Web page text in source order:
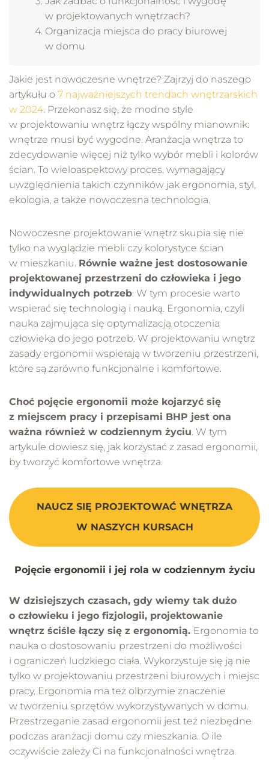
w projektowanych wnętrzach?
Organizacja miejsca do pracy biurowej
w domu
Jakie jest nowoczesne wnętrze? Zajrzyj do naszego
artykułu o 7 najważniejszych trendach wnętrzarskich
w 2024. Przekonasz się, że modne style
w projektowaniu wnętrz łączy wspólny mianownik:
wnętrze musi być wygodne. Aranżacja wnętrza to
zdecydowanie więcej niż tylko wybór mebli i kolorów
ścian. To wieloaspektowy proces, wymagający
uwzględnienia takich czynników jak ergonomia, styl,
ekologia, a także nowoczesna technologia.
Nowoczesne projektowanie wnętrz skupia się nie
tylko na wyglądzie mebli czy kolorystyce ścian
w mieszkaniu. Równie ważne jest dostosowanie
projektowanej przestrzeni do człowieka i jego
indywidualnych potrzeb. W tym procesie warto
wspierać się technologią i nauką. Ergonomia, czyli
nauka zajmująca się optymalizacją otoczenia
człowieka do jego potrzeb. W projektowaniu wnętrz
zasady ergonomii wspierają w tworzeniu przestrzeni,
które są zarówno funkcjonalne i komfortowe.
Choć pojęcie ergonomii może kojarzyć się
z miejscem pracy i przepisami BHP jest ona
ważna również w codziennym życiu. W tym
artykule dowiesz się, jak korzystać z zasad ergonomii,
by tworzyć komfortowe wnętrza.
NAUCZ SIĘ PROJEKTOWAĆ WNĘTRZA
W NASZYCH KURSACH
Pojęcie ergonomii i jej rola w codziennym życiu
W dzisiejszych czasach, gdy wiemy tak dużo
o człowieku i jego fizjologii, projektowanie
wnętrz ściśle łączy się z ergonomią. Ergonomia to
nauka o dostosowaniu przestrzeni do możliwości
i ograniczeń ludzkiego ciała. Wykorzystuje się ją nie
tylko w projektowaniu przestrzeni biurowych i miejsc
pracy. Ergonomia ma też olbrzymie znaczenie
w tworzeniu sprzętów wykorzystywanych w domu.
Przestrzeganie zasad ergonomii jest też niezbędne
podczas aranżacji domu czy mieszkania. O ile
oczywiście zależy Ci na funkcjonalności wnętrza.